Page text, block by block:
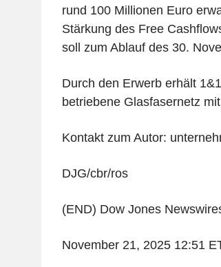
rund 100 Millionen Euro
Stärkung des Free
soll zum Ablauf des 30.
Durch den Erwerb erhält
betriebene Glasfasernetz
Kontakt zum Autor:
DJG/cbr/ros
(END) Dow Jones
November 21, 2025 12:51